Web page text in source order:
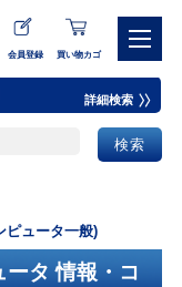
会員登録 買い物カゴ
詳細検索
ピュータ一般)
タ 情報・コ